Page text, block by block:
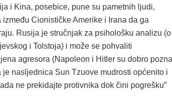
i Kina, posebice, pune su pametnih ljudi,
Cionističke Amerike i Irana da ga
Rusija je stručnjak za psihološku analizu (o
i Tolstoja) i može se pohvaliti
agresora (Napoleon i Hitler su dobro
je nasljednica Sun Tzuove mudrosti općenito i
ne prekidajte protivnika dok čini pogrešku”